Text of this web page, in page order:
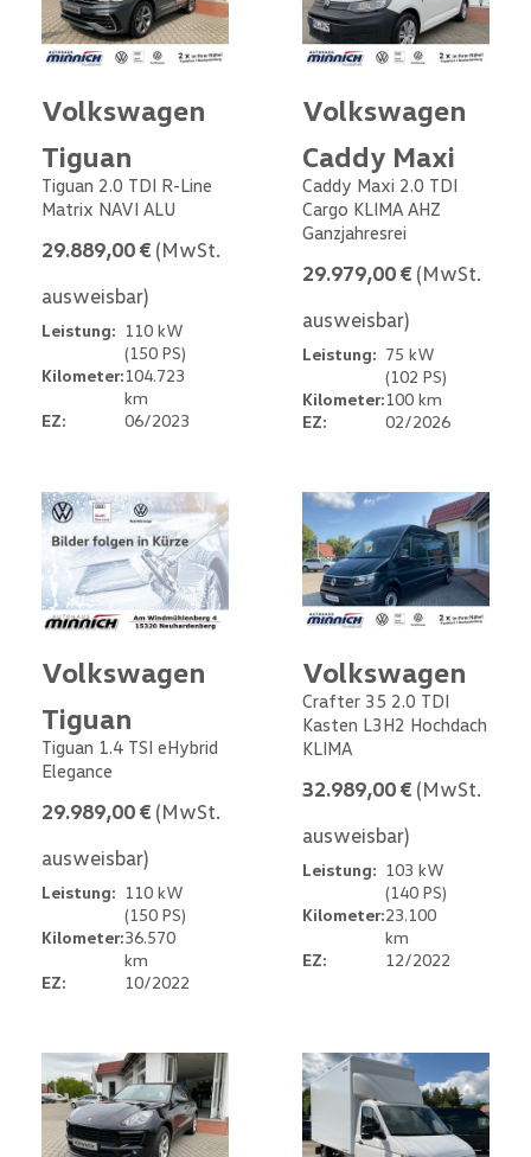
Volkswagen
Tiguan
Tiguan 2.0 TDI R-Line
Matrix NAVI ALU
29.889,00 € (MwSt.
ausweisbar)
Leistung: 110 kW
(150 PS)
Kilometer:104.723
km
EZ:
06/2023
Volkswagen
Caddy Maxi
Caddy Maxi 2.0 TDI
Cargo KLIMA AHZ
Ganzjahresrei
29.979,00 € (MwSt.
ausweisbar)
Leistung: 75 kW
(102 PS)
Kilometer:100 km
EZ:
02/2026
Volkswagen
Tiguan
Tiguan 1.4 TSI eHybrid
Elegance
29.989,00 € (MwSt.
ausweisbar)
Leistung: 110 kW
(150 PS)
Kilometer:36.570
km
EZ:
10/2022
Volkswagen
Crafter 35 2.0 TDI
Kasten L3H2 Hochdach
KLIMA
32.989,00 € (MwSt.
ausweisbar)
Leistung: 103 kW
(140 PS)
Kilometer:23.100
km
EZ:
12/2022